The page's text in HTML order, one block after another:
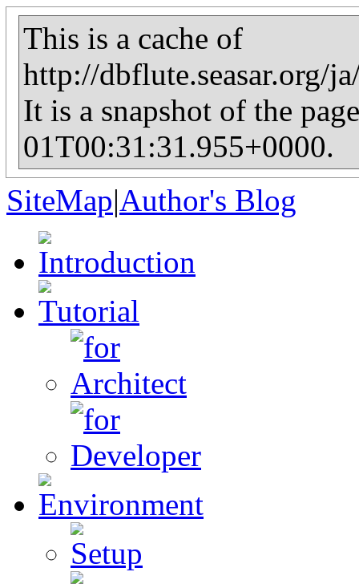
This is a cache of
http://dbflute.seasar.org/
It is a snapshot of the
01T00:31:31.955+0000.
SiteMap|Author's Blog